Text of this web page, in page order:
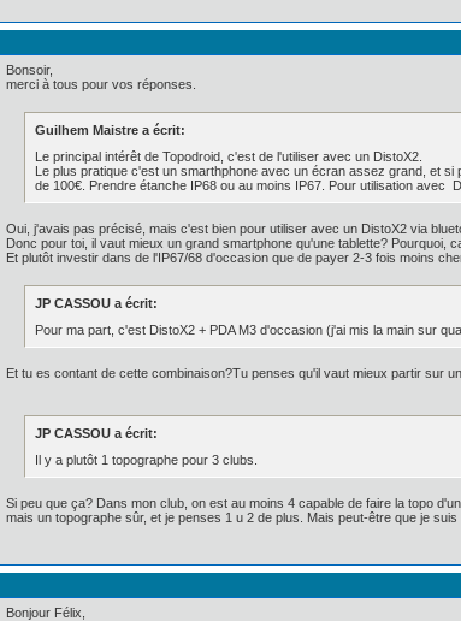
Bonsoir,
merci à tous pour vos réponses.
Guilhem Maistre a écrit:
Le principal intérêt de Topodroid, c'est de l'utiliser avec un DistoX2.
Le plus pratique c'est un smarthphone avec un écran assez grand, et
de 100€. Prendre étanche IP68 ou au moins IP67. Pour utilisation avec
Oui, j'avais pas précisé, mais c'est bien pour utiliser avec un DistoX2 via
Donc pour toi, il vaut mieux un grand smartphone qu'une tablette? Pourquoi,
Et plutôt investir dans de l'IP67/68 d'occasion que de payer 2-3 fois moins
JP CASSOU a écrit:
Pour ma part, c'est DistoX2 + PDA M3 d'occasion (j'ai mis la main sur
Et tu es contant de cette combinaison?Tu penses qu'il vaut mieux partir sur
JP CASSOU a écrit:
Il y a plutôt 1 topographe pour 3 clubs.
Si peu que ça? Dans mon club, on est au moins 4 capable de faire la topo
mais un topographe sûr, et je penses 1 u 2 de plus. Mais peut-être que je
Bonjour Félix,